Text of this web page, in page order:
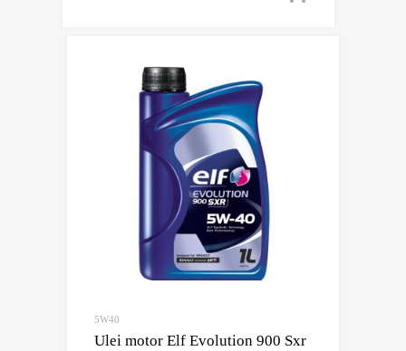
5W40
Ulei motor Elf Evolution 900 Sxr